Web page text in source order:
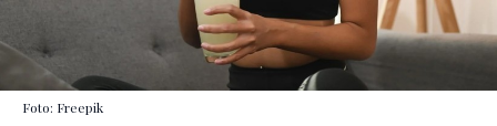
Foto: Freepik